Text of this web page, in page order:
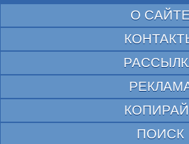
О САЙТЕ
ПОИСК